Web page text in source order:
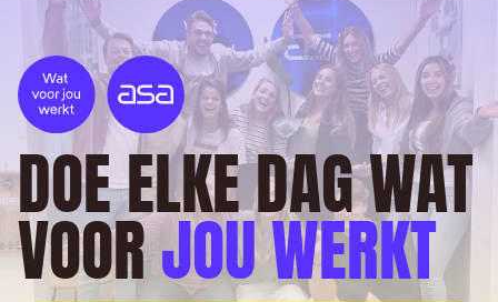
DOE ELKE DAG WAT
VOORJOU WERKT